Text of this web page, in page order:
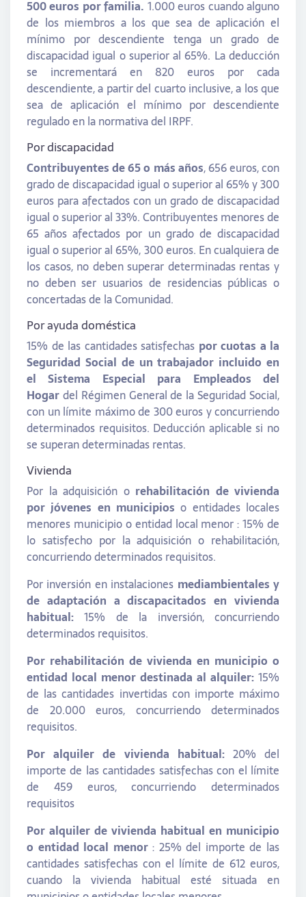
500 euros por familia. 1.000 euros cuando alguno
de los miembros a los que sea de aplicación el
mínimo por descendiente tenga un grado de
discapacidad igual o superior al 65%. La deducción
se incrementará en 820 euros por cada
descendiente, a partir del cuarto inclusive, a los que
sea de aplicación el mínimo por descendiente
regulado en la normativa del IRPF.
Por discapacidad
Contribuyentes de 65 o más años, 656 euros, con
grado de discapacidad igual o superior al 65% y 300
euros para afectados con un grado de discapacidad
igual o superior al 33%. Contribuyentes menores de
65 años afectados por un grado de discapacidad
igual o superior al 65%, 300 euros. En cualquiera de
los casos, no deben superar determinadas rentas y
no deben ser usuarios de residencias públicas o
concertadas de la Comunidad.
Por ayuda doméstica
15% de las cantidades satisfechas por cuotas a la
Seguridad Social de un trabajador incluido en
el Sistema Especial para Empleados del
Hogardel Régimen General de la Seguridad Social,
con un límite máximo de 300 euros y concurriendo
determinados requisitos. Deducción aplicable si no
se superan determinadas rentas.
Vivienda
Por la adquisición o rehabilitación de vivienda
por jóvenes en municipios o entidades locales
menores municipio o entidad local menor : 15% de
lo satisfecho por la adquisición o rehabilitación,
concurriendo determinados requisitos.
Por inversión en instalaciones mediambientales y
de adaptación a discapacitados en vivienda
habitual: 15% de la inversión, concurriendo
determinados requisitos.
Por rehabilitación de vivienda en municipio o
entidad local menor destinada al alquiler: 15%
de las cantidades invertidas con importe máximo
de 20.000 euros, concurriendo determinados
requisitos.
Por alquiler de vivienda habitual:20% del
importe de las cantidades satisfechas con el límite
de 459 euros, concurriendo determinados
requisitos
Por alquiler de vivienda habitual en municipio
o entidad local menor: 25% del importe de las
cantidades satisfechas con el límite de 612 euros,
cuando la vivienda habitual esté situada en